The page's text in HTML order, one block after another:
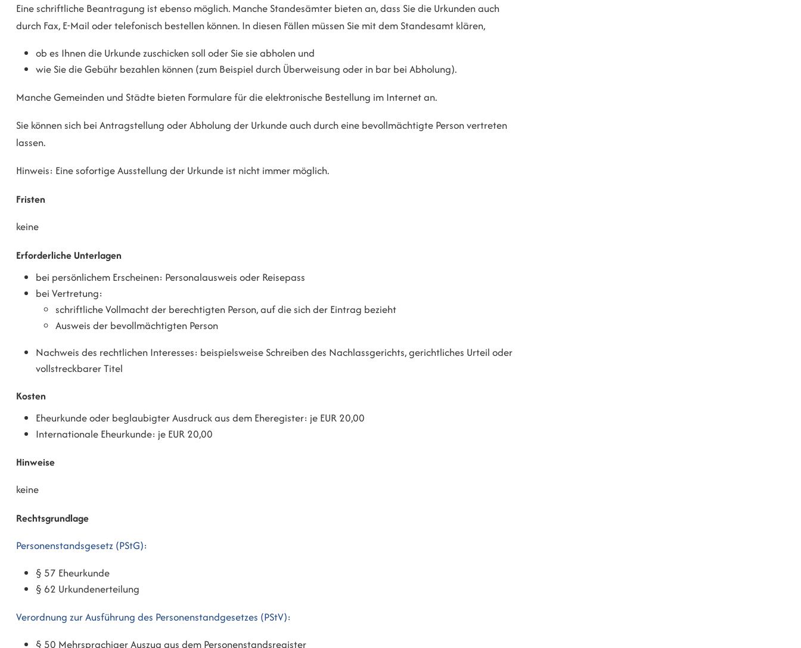
Eine schriftliche Beantragung ist ebenso möglich. Manche Standesämter bieten an, dass Sie die Urkunden auch
durch Fax, E-Mail oder telefonisch bestellen können. In diesen Fällen müssen Sie mit dem Standesamt klären,
ob es Ihnen die Urkunde zuschicken soll oder Sie sie abholen und
wie Sie die Gebühr bezahlen können (zum Beispiel durch Überweisung oder in bar bei Abholung).
Manche Gemeinden und Städte bieten Formulare für die elektronische Bestellung im Internet an.
Sie können sich bei Antragstellung oder Abholung der Urkunde auch durch eine bevollmächtigte Person vertreten
lassen.
Hinweis: Eine sofortige Ausstellung der Urkunde ist nicht immer möglich.
Fristen
keine
Erforderliche Unterlagen
bei persönlichem Erscheinen: Personalausweis oder Reisepass
bei Vertretung:
schriftliche Vollmacht der berechtigten Person, auf die sich der Eintrag bezieht
Ausweis der bevollmächtigten Person
Nachweis des rechtlichen Interesses: beispielsweise Schreiben des Nachlassgerichts, gerichtliches Urteil oder
vollstreckbarer Titel
Kosten
Eheurkunde oder beglaubigter Ausdruck aus dem Eheregister: je EUR 20,00
Internationale Eheurkunde: je EUR 20,00
Hinweise
keine
Rechtsgrundlage
Personenstandsgesetz (PStG):
§ 57 Eheurkunde
§ 62 Urkundenerteilung
Verordnung zur Ausführung des Personenstandgesetzes (PStV):
§ 50 Mehrsprachiger Auszug aus dem Personenstandsregister